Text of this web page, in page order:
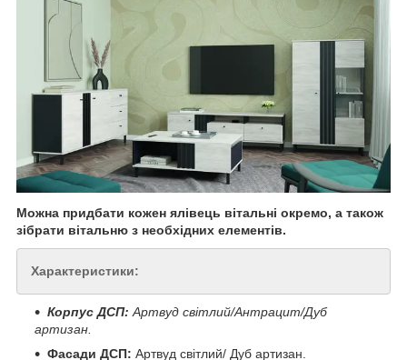
Можна придбати кожен ялівець вітальні окремо, а також
зібрати вітальню з необхідних елементів.
Характеристики:
Корпус ДСП: Артвуд світлий/Антрацит/Дуб
артизан.
Фасади ДСП: Артвуд світлий/ Дуб артизан.